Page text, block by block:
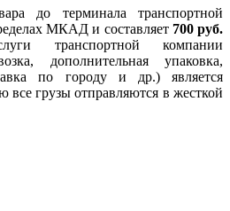
до терминала транспортной
МКАД и составляет 700 руб.
транспортной компании
дополнительная упаковка,
по городу и др.) является
грузы отправляются в жесткой